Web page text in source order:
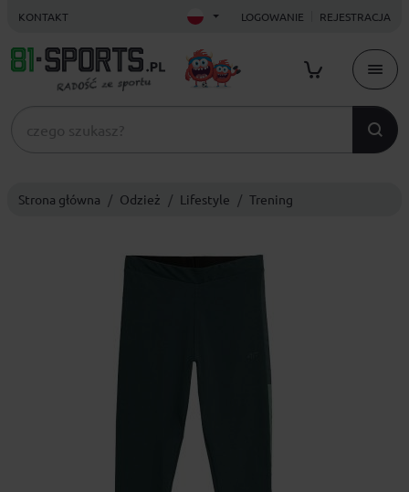
KONTAKT LOGOWANIE REJESTRACJA
Strona główna Odzież Lifestyle Trening